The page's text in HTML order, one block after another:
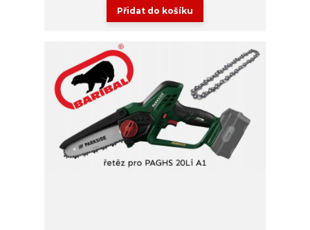
Přidat do košíku